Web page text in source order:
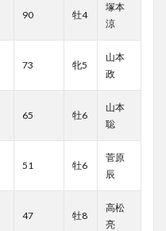
90 牡4
塚本
涼
73 牝5
山本
政
65 牡6
山本
聡
51 牡6
菅原
辰
47 牡8
高松
亮